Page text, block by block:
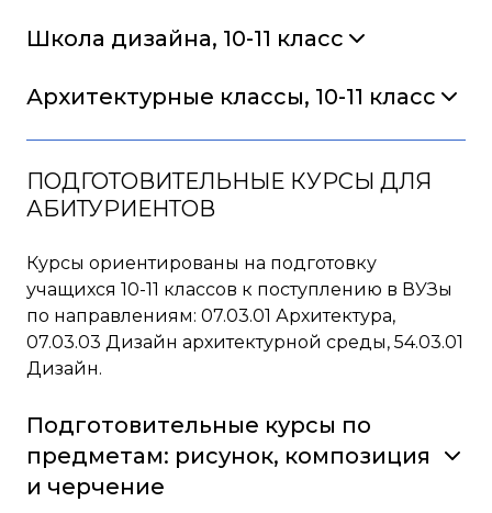
Школа дизайна, 10-11 класс
Архитектурные классы, 10-11 класс
ПОДГОТОВИТЕЛЬНЫЕ КУРСЫ ДЛЯ
АБИТУРИЕНТОВ
Курсы ориентированы на подготовку
учащихся 10-11 классов к поступлению в ВУЗы
по направлениям: 07.03.01 Архитектура,
07.03.03 Дизайн архитектурной среды, 54.03.01
Дизайн.
Подготовительные курсы по
предметам: рисунок, композиция
и черчение